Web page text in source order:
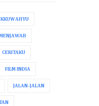
CERITAKU
FILM INDIA
JALAN-JALAN